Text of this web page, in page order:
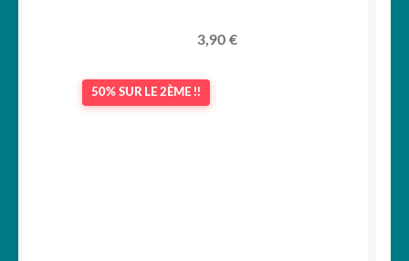
3,90 €
50% SUR LE 2ÈME !!